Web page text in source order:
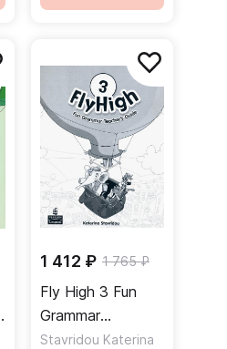
1 412 ₽ 1 765 ₽
Fly High 3 Fun
Grammar
Teacher's Guide +
Stavridou Katerina